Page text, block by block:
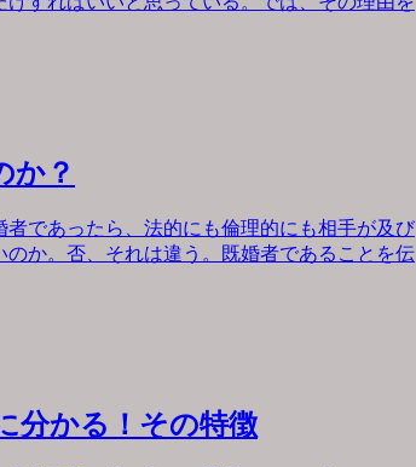
か？
であったら、法的にも倫理的にも相手が及び
か。否、それは違う。既婚者であることを伝
分かる！その特徴